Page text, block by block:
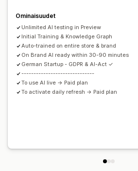
Tuotesuositukset
Tilauspäivitykset
Ristiinmyynti
Mukautukset
Väri ja fontti
Emojit ja tarrat Chatti-
Tervetuloviestit
Chattipainikkeet
Keskustelujen kohdistaminen
Asiakaspalvelijan avatar
Ominaisuudet
Unlimited AI testing in Preview
Initial Training & Knowledge Graph
Auto-trained on entire store & brand
On Brand AI ready within 30-90 minutes
German Startup - GDPR & AI-Act ✓
------------------------------
To use AI live → Paid plan
To activate daily refresh → Paid plan